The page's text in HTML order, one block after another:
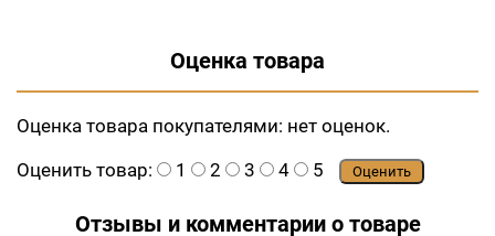
Оценка товара
Оценка товара покупателями: нет оценок.
Оценить товар:
1 2 3 4 5 Оценить
Отзывы и комментарии о товаре